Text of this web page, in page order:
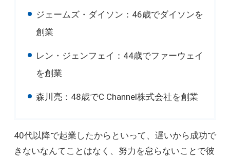
ジェームズ・ダイソン：46歳でダイソンを
創業
レン・ジェンフェイ：44歳でファーウェイ
を創業
森川亮：48歳でC Channel株式会社を創業
40代以降で起業したからといって、遅いから成功で
きないなんてことはなく、努力を怠らないことで彼